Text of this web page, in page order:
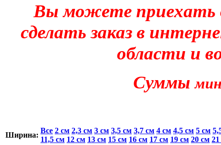
Вы можете приехать
сделать заказ в
области и
Суммы
Ширина:
Все 2 см 2,3 см 3 см 3,5 см 3,7 см 4 см 4,5 см 5 см
11,5 см 12 см 13 см 15 см 16 см 17 см 19 см 20 см